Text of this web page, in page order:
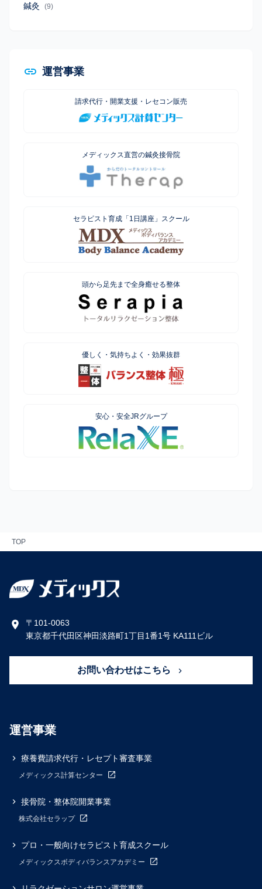
鍼灸 (9)
運営事業
請求代行・開業支援・レセコン販売
メディックス直営の鍼灸接骨院
セラピスト育成「1日講座」スクール
頭から足先まで全身癒せる整体
優しく・気持ちよく・効果抜群
安心・安全JRグループ
TOP
〒101-0063
東京都千代田区神田淡路町1丁目1番1号 KA111ビル
お問い合わせはこちら
運営事業
療養費請求代行・レセプト審査事業
メディックス計算センター
接骨院・整体院開業事業
株式会社セラップ
プロ・一般向けセラピスト育成スクール
メディックスボディバランスアカデミー